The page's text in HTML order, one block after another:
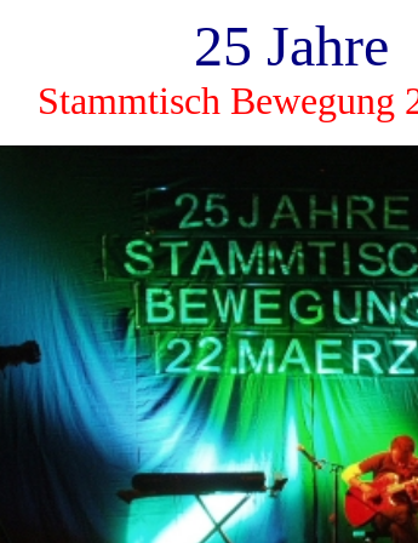
25 Jahre
Stammtisch Bewegung